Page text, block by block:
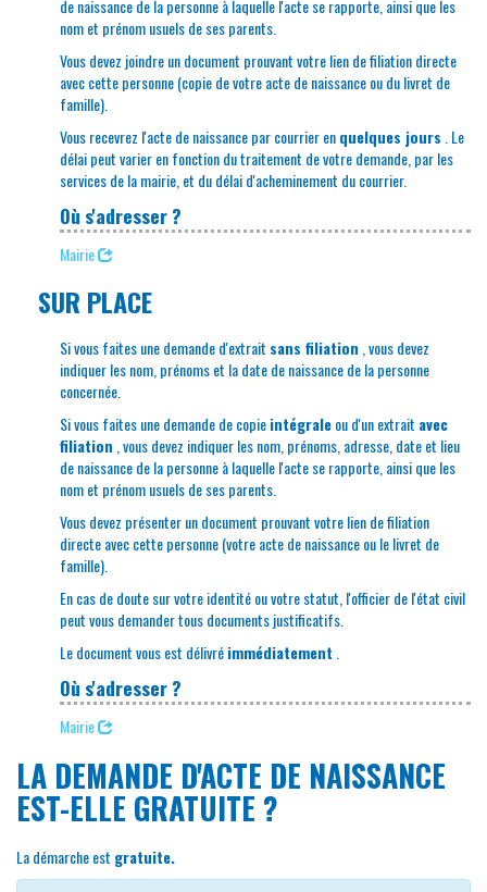
de naissance de la personne à laquelle l'acte se rapporte, ainsi que les
nom et prénom usuels de ses parents.
Vous devez joindre un document prouvant votre lien de filiation directe
avec cette personne (copie de votre acte de naissance ou du livret de
famille).
Vous recevrez l'acte de naissance par courrier enquelques jours . Le
délai peut varier en fonction du traitement de votre demande, par les
services de la mairie, et du délai d'acheminement du courrier.
Où s'adresser ?
Mairie
SUR PLACE
Si vous faites une demande d'extrait sans filiation , vous devez
indiquer les nom, prénoms et la date de naissance de la personne
concernée.
Si vous faites une demande de copieintégraleou d'un extrait avec
filiation , vous devez indiquer les nom, prénoms, adresse, date et lieu
de naissance de la personne à laquelle l'acte se rapporte, ainsi que les
nom et prénom usuels de ses parents.
Vous devez présenter un document prouvant votre lien de filiation
directe avec cette personne (votre acte de naissance ou le livret de
famille).
En cas de doute sur votre identité ou votre statut, l'officier de l'état civil
peut vous demander tous documents justificatifs.
Le document vous est délivréimmédiatement
Où s'adresser ?
Mairie
LA DEMANDE D'ACTE DE NAISSANCE
EST-ELLE GRATUITE ?
La démarche est gratuite.